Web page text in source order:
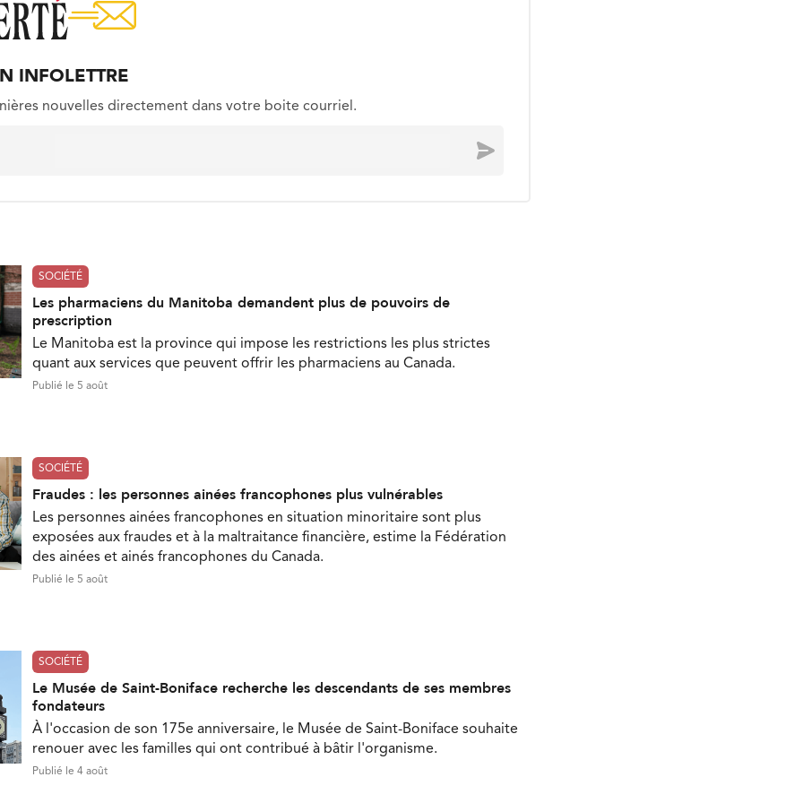
INFOLETTRE
nouvelles directement dans votre boite courriel.
Envoyer
SOCIÉTÉ
Les pharmaciens du Manitoba demandent plus de pouvoirs de
prescription
Le Manitoba est la province qui impose les restrictions les plus strictes
quant aux services que peuvent offrir les pharmaciens au Canada.
Publié le 5 août
SOCIÉTÉ
Fraudes : les personnes ainées francophones plus vulnérables
Les personnes ainées francophones en situation minoritaire sont plus
exposées aux fraudes et à la maltraitance financière, estime la Fédération
des ainées et ainés francophones du Canada.
Publié le 5 août
SOCIÉTÉ
Le Musée de Saint-Boniface recherche les descendants de ses membres
fondateurs
À l'occasion de son 175e anniversaire, le Musée de Saint-Boniface souhaite
renouer avec les familles qui ont contribué à bâtir l'organisme.
Publié le 4 août